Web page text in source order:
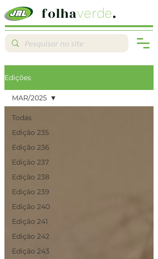
folhaverde.
Edições
Todas
Edição 235
Edição 236
Edição 237
Edição 238
Edição 239
Edição 240
Edição 241
Edição 242
Edição 243
MAR/2025